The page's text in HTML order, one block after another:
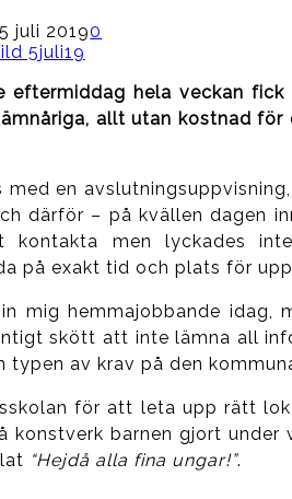
5 juli 20190
hela veckan
allt utan kostnad
en
därför – på kvällen dagen
men lyckades
på exakt tid och plats för
mig hemmajobbande
skött att inte lämna all
av krav på den
för att leta upp rätt
barnen gjort
“Hejdå alla fina ungar!”.